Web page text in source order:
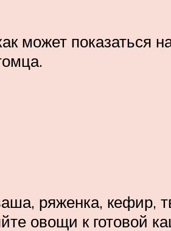
может показаться
ряженка, кефир,
овощи к готовой